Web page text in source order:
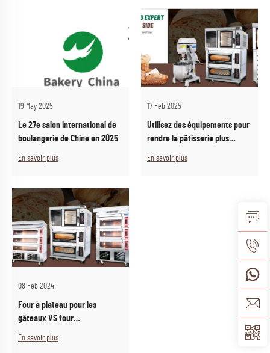
19 May 2025
Le 27e salon international de
boulangerie de Chine en 2025
En savoir plus
17 Feb 2025
Utilisez des équipements pour
rendre la pâtisserie plus
En savoir plus
08 Feb 2024
Four à plateau pour les
gâteaux VS four
pâtisseries
En savoir plus